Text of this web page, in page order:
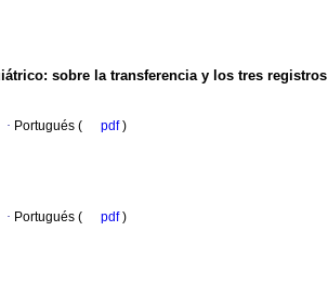
: sobre la transferencia y los tres registros
· Portugués ( pdf)
· Portugués ( pdf)